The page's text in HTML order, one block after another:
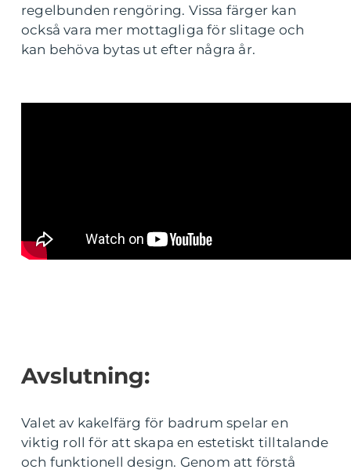
regelbunden rengöring. Vissa färger kan
också vara mer mottagliga för slitage och
kan behöva bytas ut efter några år.
Avslutning:
Valet av kakelfärg för badrum spelar en
viktig roll för att skapa en estetiskt tilltalande
och funktionell design. Genom att förstå